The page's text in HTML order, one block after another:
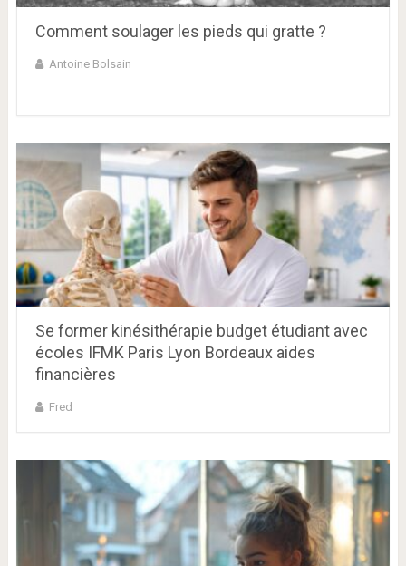
Comment soulager les pieds qui gratte ?
Antoine Bolsain
Se former kinésithérapie budget étudiant avec
écoles IFMK Paris Lyon Bordeaux aides
financières
Fred